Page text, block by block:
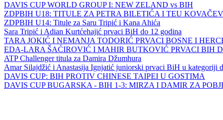
DAVIS CUP WORLD GROUP I: NEW ZELAND vs BIH
ZDPBIH U18: TITULE ZA PETRA BILETIĆA I TEU
ZDPBIH U14: Titule za Saru Tripić i Kana Ahića
Sara Tripić i Adian Kurtćehajić prvaci BiH do 12 godina
TARA JOKIĆ I NEMANJA TODORIĆ PRVACI BOSNE I
EDA-LARA ŠAĆIROVIĆ I MAHIR BUTKOVIĆ PRVACI BIH
ATP Challenger titula za Damira Džumhura
Amar Silajdžić i Anastasija Ignjatić juniorski prvaci BiH u kategoriji
DAVIS CUP: BIH PROTIV CHINESE TAIPEI U GOSTIMA
DAVIS CUP BUGARSKA - BIH 1-3: MIRZA I DAMIR ZA